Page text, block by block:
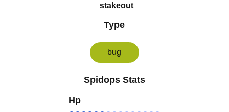
stakeout
Type
bug
Spidops Stats
Hp